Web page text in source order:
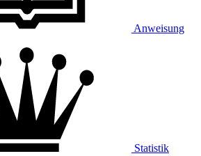
Anweisung
Statistik